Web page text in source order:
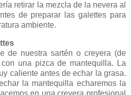
retirar la mezcla de la nevera al
de preparar las galettes para
ambiente.
de nuestra sartén o creyera (de
una pizca de mantequilla. La
caliente antes de echar la grasa.
la mantequilla echaremos la
en una creyera profesional